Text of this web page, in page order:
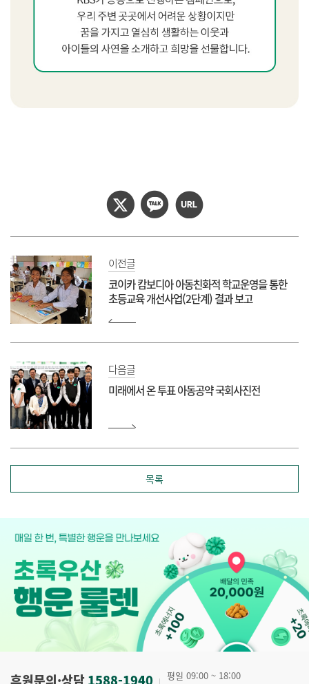
이전글
코이카 캄보디아 아동친화적 학교운영을 통한
초등교육 개선사업(2단계) 결과 보고
다음글
미래에서 온 투표 아동공약 국회사진전
목록
후원문의·상담1588-1940
평일 09:00 ~ 18:00